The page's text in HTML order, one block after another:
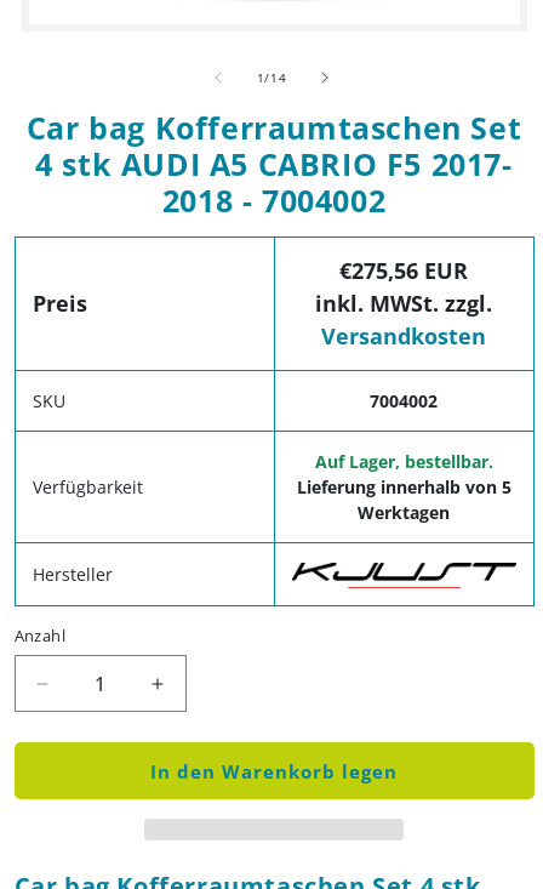
1/von
14
Car bag Kofferraumtaschen Set
4 stk AUDI A5 CABRIO F5 2017-
2018 - 7004002
Preis
€275,56 EUR
inkl. MWSt. zzgl.
Versandkosten
SKU 7004002
Verfügbarkeit
Auf Lager, bestellbar.
Lieferung innerhalb von 5
Werktagen
Hersteller
Anzahl
Verringere die Menge für Car bag
Erhöhe die Menge für Car bag
In den Warenkorb legen